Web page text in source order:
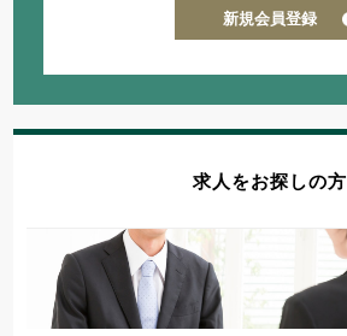
新規会員登録
求人をお探しの方